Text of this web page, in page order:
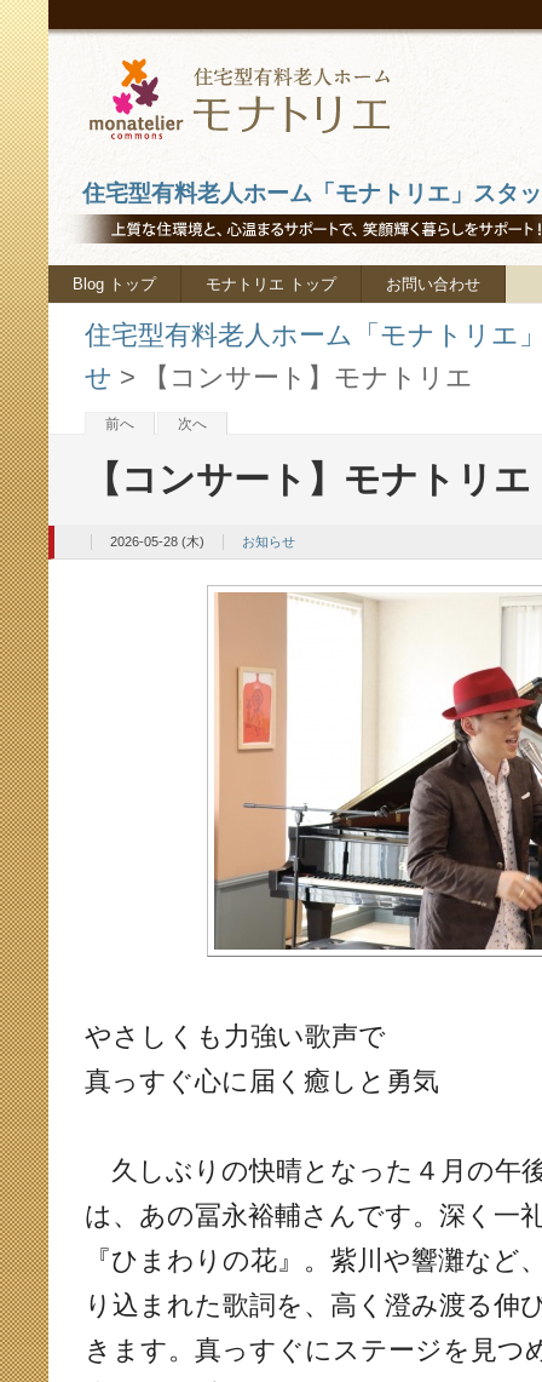
住宅型有料老人ホーム「モナトリエ」スタ
Blog トップ モナトリエ トップ お問い合わせ
住宅型有料老人ホーム「モナトリエ
せ > 【コンサート】モナトリエ
前へ 次へ
【コンサート】モナトリエ
2026-05-28 (木) お知らせ
やさしくも力強い歌声で
真っすぐ心に届く癒しと勇気
久しぶりの快晴となった４月の午
は、あの冨永裕輔さんです。深く一
『ひまわりの花』。紫川や響灘など
り込まれた歌詞を、高く澄み渡る伸
きます。真っすぐにステージを見つ